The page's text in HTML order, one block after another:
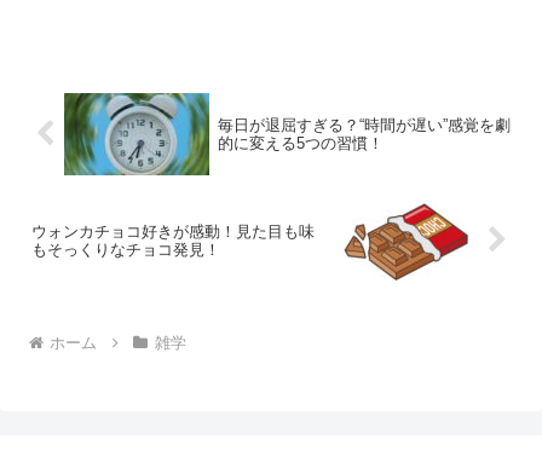
毎日が退屈すぎる？“時間が遅い”感覚を劇
的に変える5つの習慣！
ウォンカチョコ好きが感動！見た目も味
もそっくりなチョコ発見！
ホーム 雑学